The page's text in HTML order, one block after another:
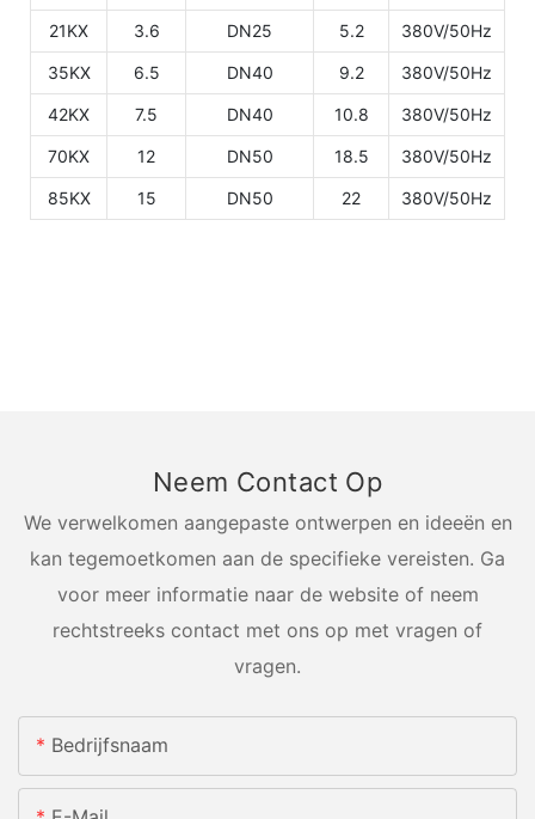
21KX 3.6 DN25 5.2 380V/50Hz
35KX 6.5 DN40 9.2 380V/50Hz
42KX 7.5 DN40 10.8 380V/50Hz
70KX 12 DN50 18.5 380V/50Hz
85KX 15 DN50 22 380V/50Hz
Neem Contact Op
We verwelkomen aangepaste ontwerpen en ideeën en
kan tegemoetkomen aan de specifieke vereisten. Ga
voor meer informatie naar de website of neem
rechtstreeks contact met ons op met vragen of
vragen.
Bedrijfsnaam